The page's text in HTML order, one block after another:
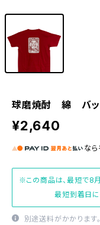
球磨焼酎 綿 バッ
¥2,640
なら
※この商品は、最短で8
最短到着日に
別途送料がかかります